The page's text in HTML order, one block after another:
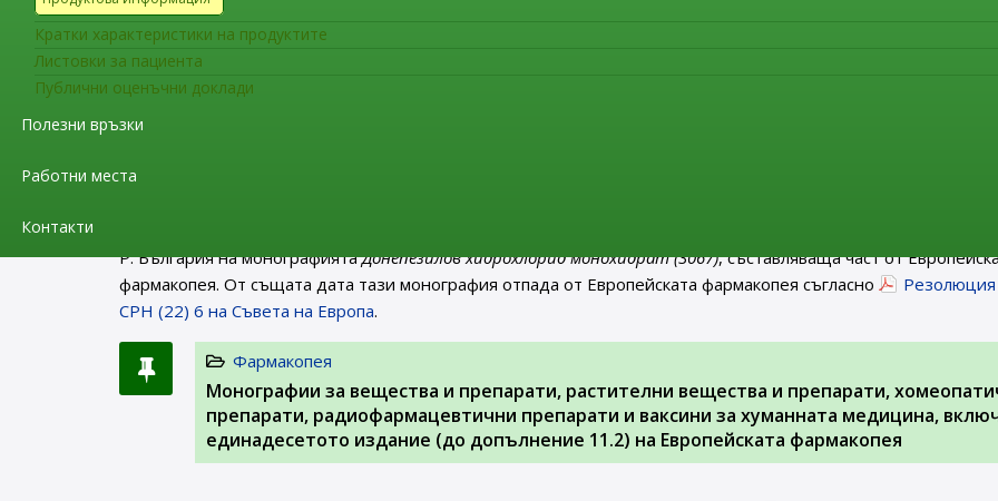
Кратки характеристики на продуктите
Листовки за пациента
Публични оценъчни доклади
Полезни връзки
Работни места
Контакти
отпада от Европейската фармакопея съгласно
Фармакопея
Р. България на монографиятаДонепезилов хидрохлорид монохидрат (3067), съставляваща част от
фармакопея. От същата дата тази монография отпада от Европейската фармакопея съгласно
Резолюция
CPH (22) 6 на Съвета на Европа.
Фармакопея
Монографии за вещества и препарати, растителни вещества и препарати,
препарати, радиофармацевтични препарати и ваксини за хуманната медицина,
единадесетото издание (до допълнение 11.2) на Европейската фармакопея